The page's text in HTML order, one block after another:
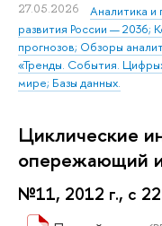
27.05.2026
Аналитика
развития России — 2036;
прогнозов; Обзоры
«Тренды. События.
мире; Базы данных.
Циклические
опережающий
№11, 2012 г., с